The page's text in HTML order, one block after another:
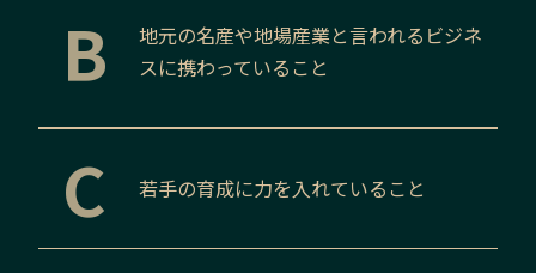
B
地元の名産や地場産業と言われるビジネ
スに携わっていること
C 若手の育成に力を入れていること